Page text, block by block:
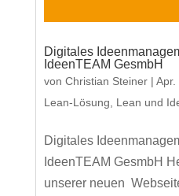
Digitales
IdeenTEAM GesmbH
von Christian Steiner| Apr.
Lean-Lösung
Lean und
Digitales
IdeenTEAM GesmbH
unserer neuen